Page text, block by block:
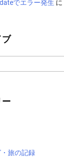
でエラー発生 に
ブ
ー
旅の記録